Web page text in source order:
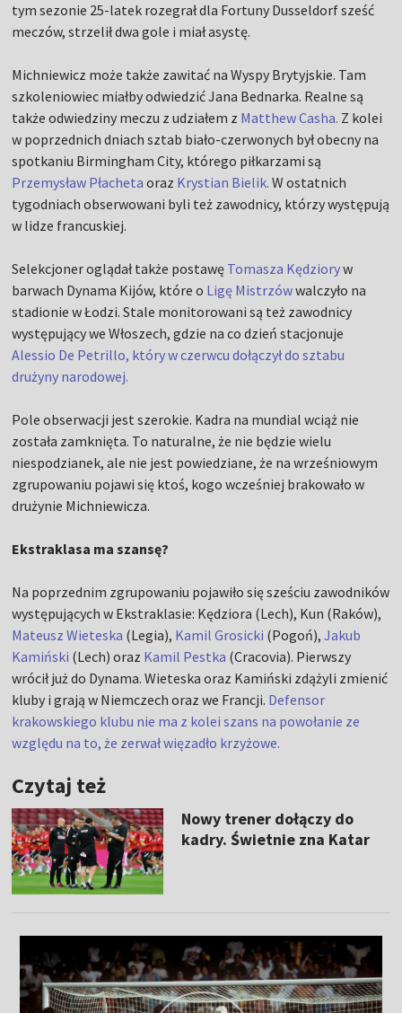
tym sezonie 25-latek rozegrał dla Fortuny Dusseldorf sześć
meczów, strzelił dwa gole i miał asystę.
Michniewicz może także zawitać na Wyspy Brytyjskie. Tam
szkoleniowiec miałby odwiedzić Jana Bednarka. Realne są
także odwiedziny meczu z udziałem z Matthew Casha. Z kolei
w poprzednich dniach sztab biało-czerwonych był obecny na
spotkaniu Birmingham City, którego piłkarzami są
Przemysław Płacheta oraz Krystian Bielik. W ostatnich
tygodniach obserwowani byli też zawodnicy, którzy występują
w lidze francuskiej.
Selekcjoner oglądał także postawę Tomasza Kędzioryw
barwach Dynama Kijów, które o Ligę Mistrzówwalczyło na
stadionie w Łodzi. Stale monitorowani są też zawodnicy
występujący we Włoszech, gdzie na co dzień stacjonuje
Alessio De Petrillo, który w czerwcu dołączył do sztabu
drużyny narodowej.
Pole obserwacji jest szerokie. Kadra na mundial wciąż nie
została zamknięta. To naturalne, że nie będzie wielu
niespodzianek, ale nie jest powiedziane, że na wrześniowym
zgrupowaniu pojawi się ktoś, kogo wcześniej brakowało w
drużynie Michniewicza.
Ekstraklasa ma szansę?
Na poprzednim zgrupowaniu pojawiło się sześciu zawodników
występujących w Ekstraklasie: Kędziora (Lech), Kun (Raków),
Mateusz Wieteska (Legia), Kamil Grosicki (Pogoń),Jakub
Kamiński (Lech) oraz Kamil Pestka (Cracovia). Pierwszy
wrócił już do Dynama. Wieteska oraz Kamiński zdążyli zmienić
kluby i grają w Niemczech oraz we Francji. Defensor
krakowskiego klubu nie ma z kolei szans na powołanie ze
względu na to, że zerwał więzadło krzyżowe.
Czytaj też
Nowy trener dołączy do
kadry. Świetnie zna Katar